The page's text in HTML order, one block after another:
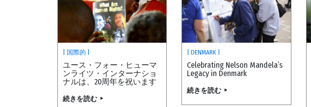
| 国際的 |
ユース・フォー・ヒューマ
ンライツ・インターナショ
ナルは、20周年を祝います
続きを読む
| DENMARK |
Celebrating Nelson Mandela’s
Legacy in Denmark
続きを読む